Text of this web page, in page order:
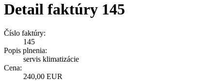
Detail faktúry 145
Číslo faktúry:
145
Popis plnenia:
servis klimatizácie
Cena:
240,00 EUR